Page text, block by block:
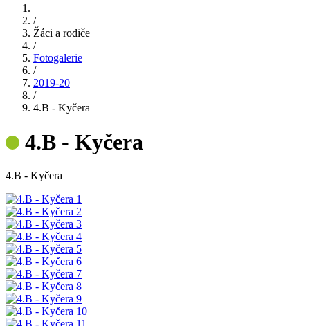
/
Žáci a rodiče
/
Fotogalerie
/
2019-20
/
4.B - Kyčera
4.B - Kyčera
4.B - Kyčera